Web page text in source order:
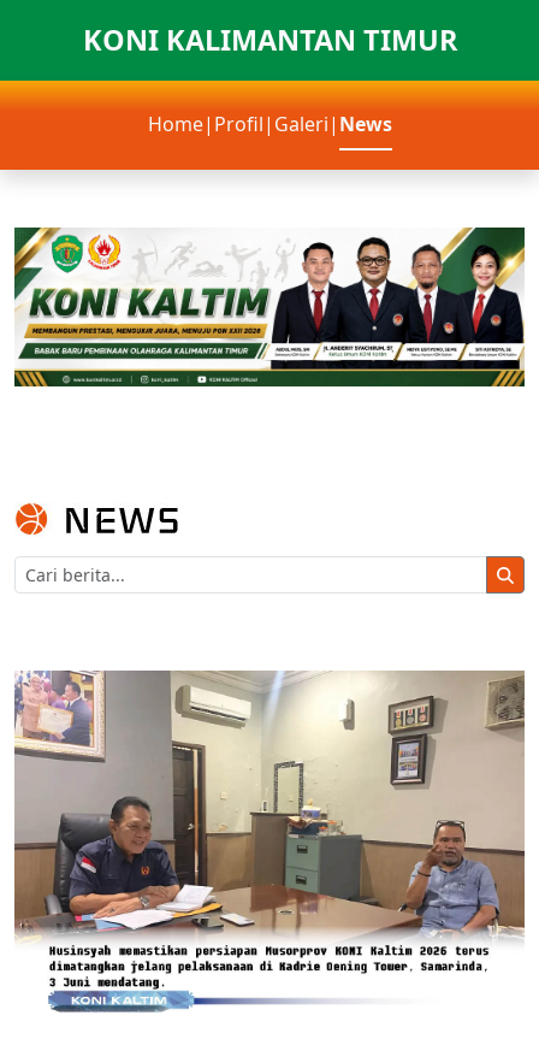
KONI KALIMANTAN TIMUR
Home| Profil| Galeri| News